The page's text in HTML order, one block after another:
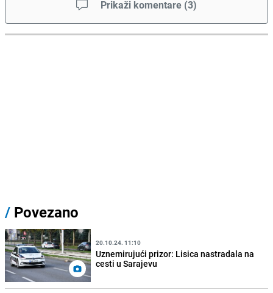
Prikaži komentare (3)
/ Povezano
20.10.24. 11:10
Uznemirujući prizor: Lisica nastradala na
cesti u Sarajevu